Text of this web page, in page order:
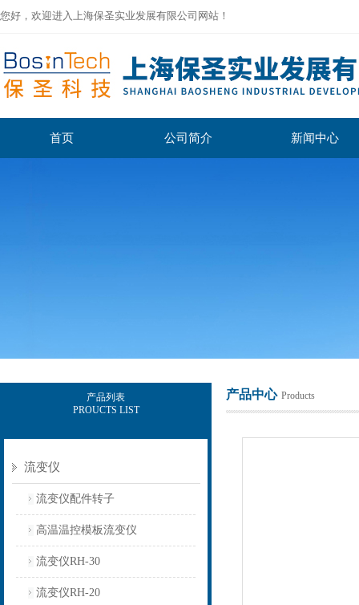
您好，欢迎进入上海保圣实业发展有限公司网站！
首页 公司简介 新闻中心
产品列表
PROUCTS LIST
流变仪
流变仪配件转子
高温温控模板流变仪
流变仪RH-30
流变仪RH-20
产品中心 Products